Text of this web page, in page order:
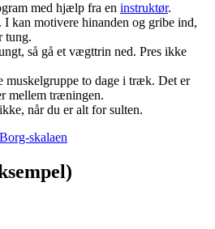
med hjælp fra en instruktør.
kan motivere hinanden og gribe ind,
tung.
så gå et vægttrin ned. Pres ikke
muskelgruppe to dage i træk. Det er
mellem træningen.
når du er alt for sulten.
Borg-skalaen